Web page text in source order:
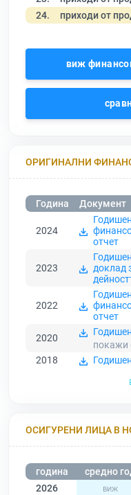
24. приходи от
виж
ОРИГИНАЛНИ
Година Документ
2024
Годишен
отчет
2023
Годишен
доклад
2022
Годишен
отчет
2020
покажи
2018
ОСИГУРЕНИ ЛИЦА В
година средно
2026